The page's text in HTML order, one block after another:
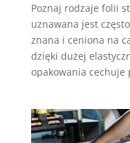
Poznaj rodzaje folii
uznawana jest
znana i ceniona na
dzięki dużej
opakowania cechuje